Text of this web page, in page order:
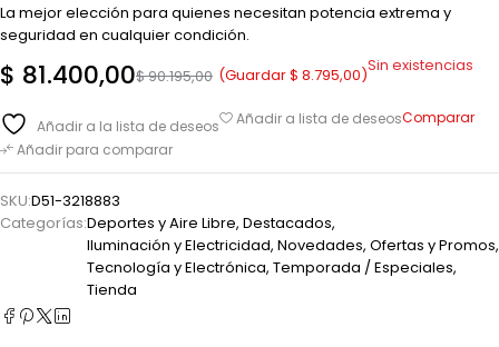
La mejor elección para quienes necesitan potencia extrema y
seguridad en cualquier condición.
$90.195,00
$ 81.400,00 (Guardar$ 8.795,00)Sin existencias
Añadir a la lista de deseos Añadir a lista de deseosComparar
Añadir para comparar
SKU:D51-3218883
Categorías:Deportes y Aire Libre, Destacados,
Iluminación y Electricidad, Novedades, Ofertas y Promos,
Tecnología y Electrónica, Temporada / Especiales,
Tienda